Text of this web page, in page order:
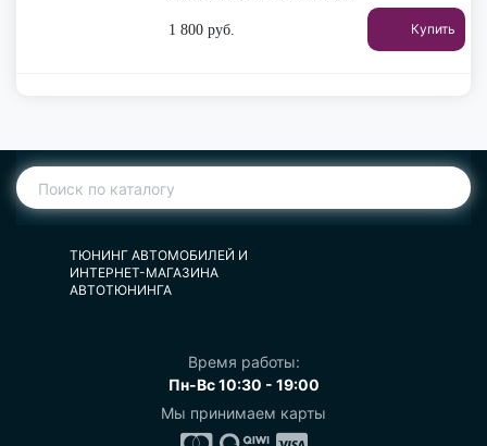
1 800 руб. Купить
ТЮНИНГ АВТОМОБИЛЕЙ И
ИНТЕРНЕТ-МАГАЗИНА
АВТОТЮНИНГА
Время работы:
Пн-Вс 10:30 - 19:00
Мы принимаем карты